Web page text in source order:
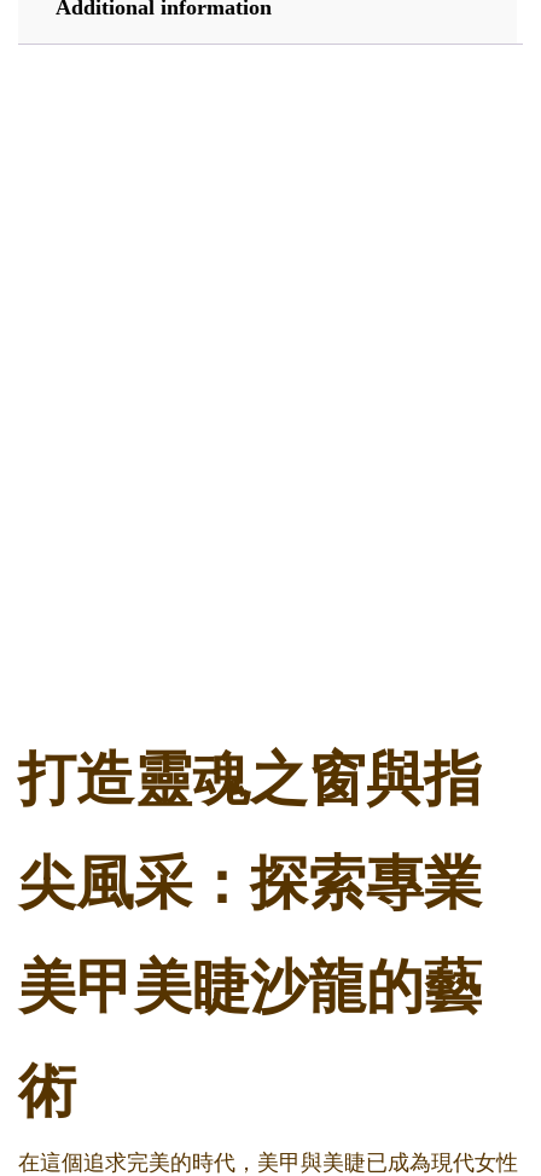
Additional information
打造靈魂之窗與指
尖風采：探索專業
美甲美睫沙龍的藝
術
在這個追求完美的時代，美甲與美睫已成為現代女性